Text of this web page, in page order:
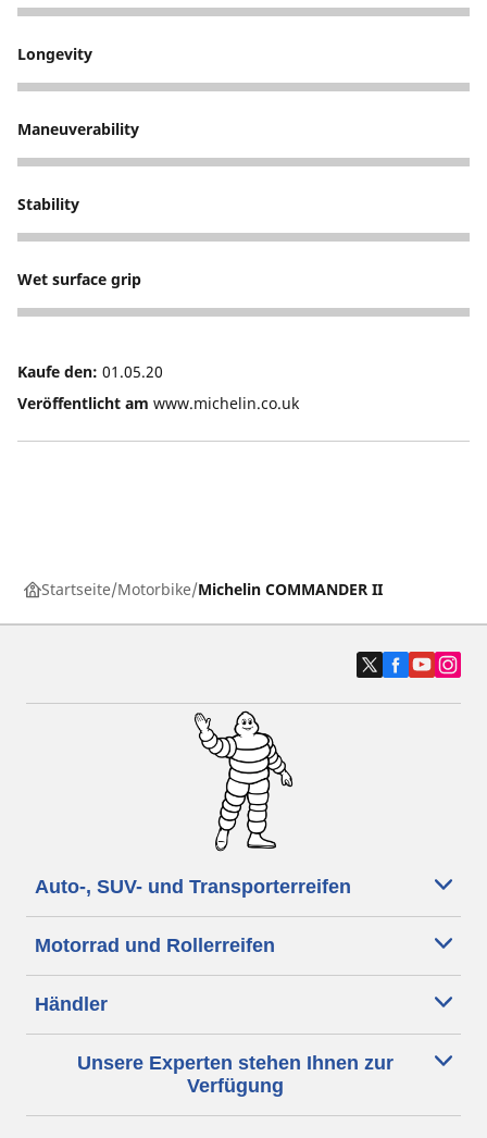
5
Longevity
5
Maneuverability
5
Stability
5
Wet surface grip
5
Kaufe den: 01.05.20
Veröffentlicht am www.michelin.co.uk
Startseite Motorbike Michelin COMMANDER II
Auto-, SUV- und Transporterreifen
Motorrad und Rollerreifen
Händler
Unsere Experten stehen Ihnen zur
Verfügung